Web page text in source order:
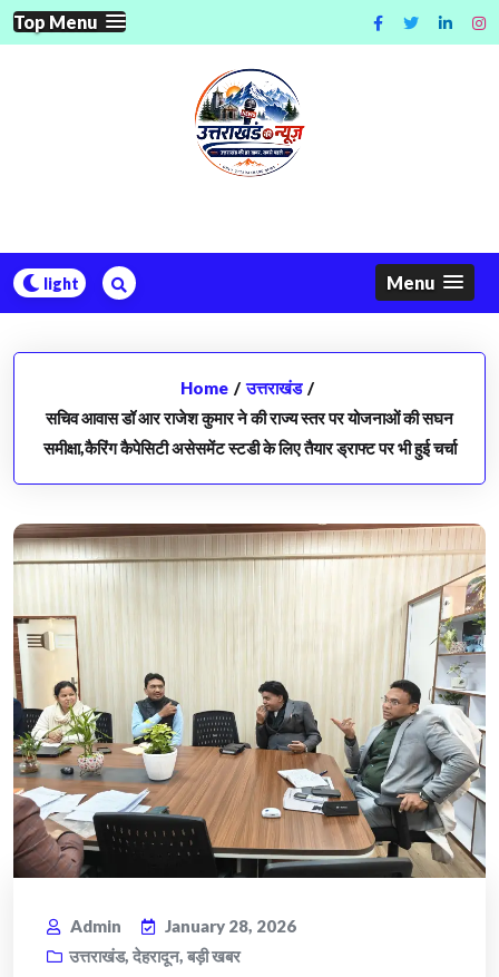
Skip
to
Top Menu
Menu
Home / उत्तराखंड /
सचिव आवास डॉ आर राजेश कुमार ने की राज्य स्तर पर योजनाओं की सघन
समीक्षा,कैरिंग कैपेसिटी असेसमेंट स्टडी के लिए तैयार ड्राफ्ट पर भी हुई चर्चा
Admin
January 28, 2026
उत्तराखंड, देहरादून, बड़ी खबर